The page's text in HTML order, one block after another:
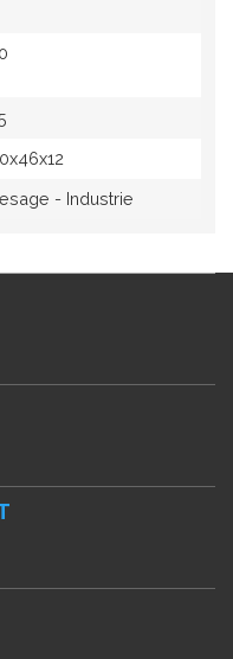
- Industrie